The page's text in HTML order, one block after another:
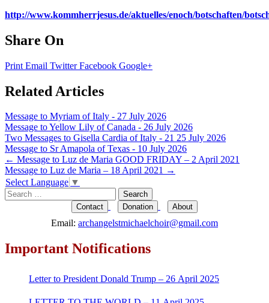
http://www.kommherrjesus.de/aktuelles/enoch/botschaften/
Share On
Print Email TwitterFacebook Google+
Related Articles
Message to Myriam of Italy - 27 July 2026
Message to Yellow Lily of Canada - 26 July 2026
Two Messages to Gisella Cardia of Italy - 21 25 July 2026
Message to Sr Amapola of Texas - 10 July 2026
Post
navigation
← Message to Luz de Maria GOOD FRIDAY – 2 April 2021
Message to Luz de Maria – 18 April 2021 →
Select Language ▼
Search
for:
Contact Donation About
Email: archangelstmichaelchoir@gmail.com
Important Notifications
Letter to President Donald Trump – 26 April 2025